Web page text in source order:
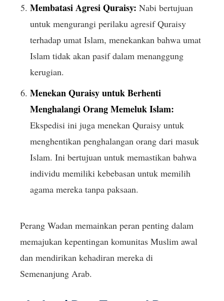
Membatasi Agresi Quraisy: Nabi bertujuan
untuk mengurangi perilaku agresif Quraisy
terhadap umat Islam, menekankan bahwa umat
Islam tidak akan pasif dalam menanggung
kerugian.
Menekan Quraisy untuk Berhenti
Menghalangi Orang Memeluk Islam:
Ekspedisi ini juga menekan Quraisy untuk
menghentikan penghalangan orang dari masuk
Islam. Ini bertujuan untuk memastikan bahwa
individu memiliki kebebasan untuk memilih
agama mereka tanpa paksaan.
Perang Wadan memainkan peran penting dalam
memajukan kepentingan komunitas Muslim awal
dan mendirikan kehadiran mereka di
Semenanjung Arab.